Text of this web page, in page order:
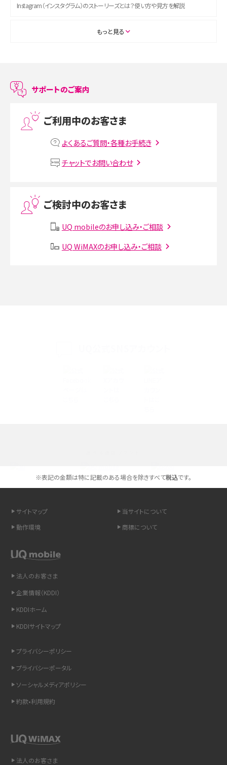
Instagram（インスタグラム）のストーリーズとは？使い方や見方を解説
ASMRとは？初心者向けの代表ジャンルや楽しみ方を解説
LINEで友だちを削除する方法は？方法ごとの影響や復活・復元する方法も解説
MNOとは？MVNOやMVNEとの違いやメリット・デメリットを解説
VPN接続とは？仕組みや必要性、メリット・デメリット、接続方法を解説
Instagram（インスタグラム）でスクショするとバレる？バレるケースや撮り方も解
SMSとは？料金やできること、注意点や届かない時の対処法を解説
高校生にスマホ制限は必要？所持率やメリット・デメリットを詳しく紹介
スマホのネット通信速度が遅い原因は？すぐできる対処法や見直すポイントを解
を解説
LINEの引き継ぎ方法は？対象データや事前準備・条件・注意点などを解説
非通知設定とは？184で電話をかける方法やiPhone・Androidの設定を解説
iCloudの使用容量を減らす9つの方法！使用状況の確認手順も紹介
リプライ機能とは？LINE、X（旧Twitter）、Instagram、TikTokで送る方法を解説
もっと見る
サポートのご案内
ご利用中のお客さま
よくあるご質問・各種お手続き
チャットでお問い合わせ
ご検討中のお客さま
UQ mobileのお申し込み・ご相談
UQ WiMAXのお申し込み・ご相談
※表記の金額は特に記載のある場合を除きすべて税込です。
サイトマップ
当サイトについて
動作環境
商標について
法人のお客さま
企業情報（KDDI）
KDDIホーム
KDDIサイトマップ
プライバシーポリシー
プライバシーポータル
ソーシャルメディアポリシー
約款•利用規約
法人のお客さま